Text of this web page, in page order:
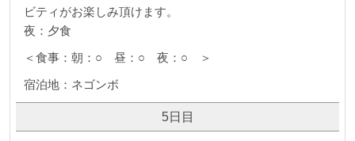
ビティがお楽しみ頂けます。
夜：夕食
＜食事：朝：○ 昼：○ 夜：○ ＞
宿泊地：ネゴンボ
5日目